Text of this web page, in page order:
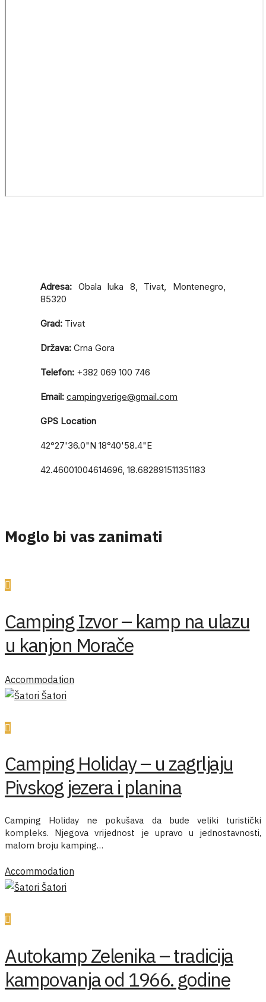
Adresa: Obala luka 8, Tivat, Montenegro,
85320
Grad: Tivat
Država: Crna Gora
Telefon: +382 069 100 746
Email: campingverige@gmail.com
GPS Location
42°27'36.0"N 18°40'58.4"E
42.46001004614696, 18.682891511351183
Moglo bi vas zanimati
Camping Izvor – kamp na ulazu
u kanjon Morače
Accommodation
Šatori
Camping Holiday – u zagrljaju
Pivskog jezera i planina
Camping Holiday ne pokušava da bude veliki turistički
kompleks. Njegova vrijednost je upravo u jednostavnosti,
malom broju kamping…
Accommodation
Šatori
Autokamp Zelenika – tradicija
kampovanja od 1966. godine